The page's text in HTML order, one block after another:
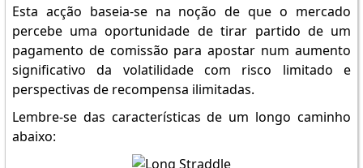
Esta acção baseia-se na noção de que o mercado
percebe uma oportunidade de tirar partido de um
pagamento de comissão para apostar num aumento
significativo da volatilidade com risco limitado e
perspectivas de recompensa ilimitadas.
Lembre-se das características de um longo caminho
abaixo: